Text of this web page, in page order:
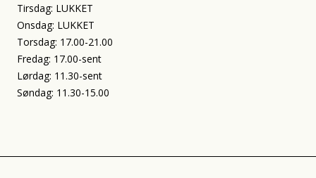
Tirsdag: LUKKET
Onsdag: LUKKET
Torsdag: 17.00-21.00
Fredag: 17.00-sent
Lørdag: 11.30-sent
Søndag: 11.30-15.00